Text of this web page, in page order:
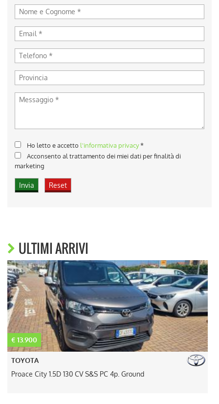
Ho letto e accetto l'informativa privacy*
Acconsento al trattamento dei miei dati per finalità di
marketing
ULTIMI ARRIVI
€ 15.300
OPEL
Vivaro 1.5 Diesel 120CV S&S PC-TN S Furgone Enjoy